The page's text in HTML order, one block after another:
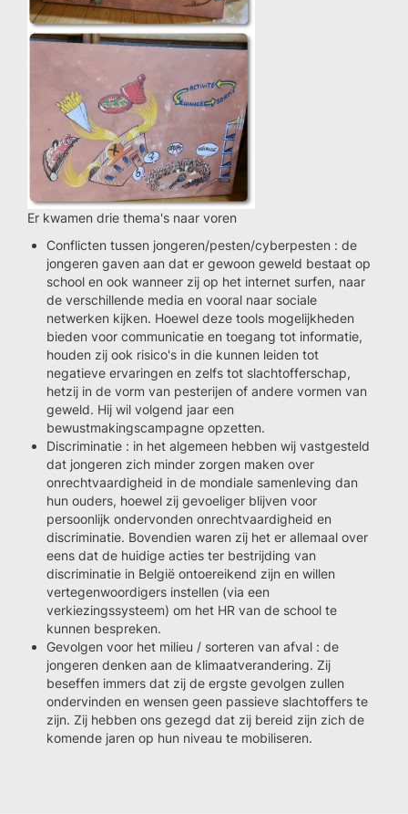
Er kwamen drie thema's naar voren
Conflicten tussen jongeren/pesten/cyberpesten : de
jongeren gaven aan dat er gewoon geweld bestaat op
school en ook wanneer zij op het internet surfen, naar
de verschillende media en vooral naar sociale
netwerken kijken. Hoewel deze tools mogelijkheden
bieden voor communicatie en toegang tot informatie,
houden zij ook risico's in die kunnen leiden tot
negatieve ervaringen en zelfs tot slachtofferschap,
hetzij in de vorm van pesterijen of andere vormen van
geweld. Hij wil volgend jaar een
bewustmakingscampagne opzetten.
Discriminatie : in het algemeen hebben wij vastgesteld
dat jongeren zich minder zorgen maken over
onrechtvaardigheid in de mondiale samenleving dan
hun ouders, hoewel zij gevoeliger blijven voor
persoonlijk ondervonden onrechtvaardigheid en
discriminatie. Bovendien waren zij het er allemaal over
eens dat de huidige acties ter bestrijding van
discriminatie in België ontoereikend zijn en willen
vertegenwoordigers instellen (via een
verkiezingssysteem) om het HR van de school te
kunnen bespreken.
Gevolgen voor het milieu / sorteren van afval : de
jongeren denken aan de klimaatverandering. Zij
beseffen immers dat zij de ergste gevolgen zullen
ondervinden en wensen geen passieve slachtoffers te
zijn. Zij hebben ons gezegd dat zij bereid zijn zich de
komende jaren op hun niveau te mobiliseren.